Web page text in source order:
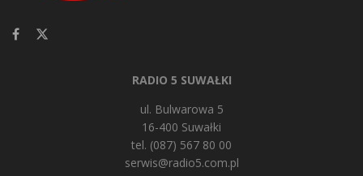
RADIO 5 SUWAŁKI
ul. Bulwarowa 5
16-400 Suwałki
tel. (087) 567 80 00
serwis@radio5.com.pl